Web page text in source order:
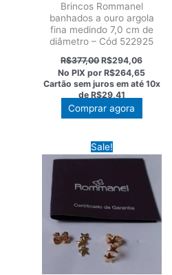
Brincos Rommanel
banhados a ouro argola
fina medindo 7,0 cm de
diâmetro – Cód 522925
R$377,00O
preço
original
era:
R$377,00.
R$294,06O
preço
atual
é:
No PIX porR$264,65
Cartão sem juros em até 10x
deR$29,41
Comprar agora
Sale!